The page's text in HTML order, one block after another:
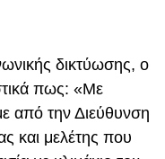
δικτύωσης, ο
πως: «Με
από την Διεύθυνση
και μελέτης που